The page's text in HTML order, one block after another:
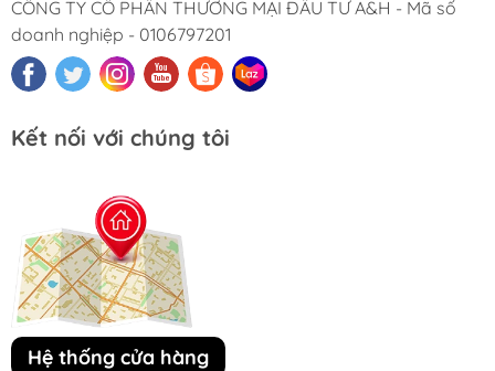
CÔNG TY CỔ PHẦN THƯƠNG MẠI ĐẦU TƯ A&H - Mã số
doanh nghiệp - 0106797201
Kết nối với chúng tôi
Hệ thống cửa hàng